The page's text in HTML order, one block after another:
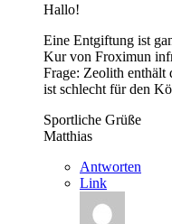
Hallo!
Eine Entgiftung ist
Kur von Froximun
Frage: Zeolith
ist schlecht für den
Sportliche Grüße
Matthias
Antworten
Link